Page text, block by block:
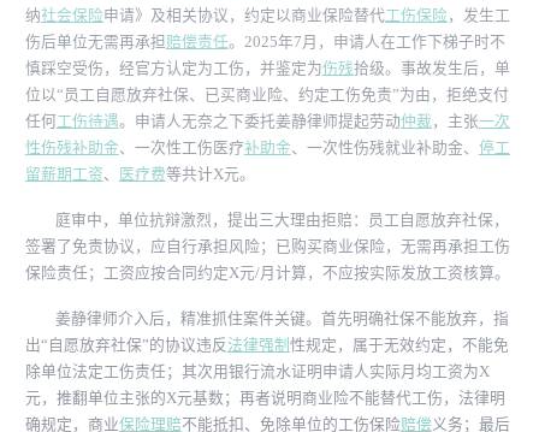
纳社会保险申请》及相关协议，约定以商业保险替代工伤保险，发生工
伤后单位无需再承担赔偿责任。2025年7月，申请人在工作下梯子时不
慎踩空受伤，经官方认定为工伤，并鉴定为伤残拾级。事故发生后，单
位以“员工自愿放弃社保、已买商业险、约定工伤免责”为由，拒绝支付
任何 工伤待遇。申请人无奈之下委托姜静律师提起劳动仲裁，主张一次
性伤残补助金、一次性工伤医疗补助金、一次性伤残就业补助金、 停工
留薪期 工资、 医疗费等共计X元。
庭审中，单位抗辩激烈，提出三大理由拒赔：员工自愿放弃社保，
签署了免责协议，应自行承担风险；已购买商业保险，无需再承担工伤
保险责任；工资应按合同约定X元/月计算，不应按实际发放工资核算。
姜静律师介入后，精准抓住案件关键。首先明确社保不能放弃，指
出“自愿放弃社保”的协议违反法律强制 性规定，属于无效约定，不能免
除单位法定工伤责任；其次用银行流水证明申请人实际月均工资为X
元，推翻单位主张的X元基数；再者说明商业险不能替代工伤，法律明
确规定，商业保险理赔不能抵扣、免除单位的工伤保险赔偿义务；最后